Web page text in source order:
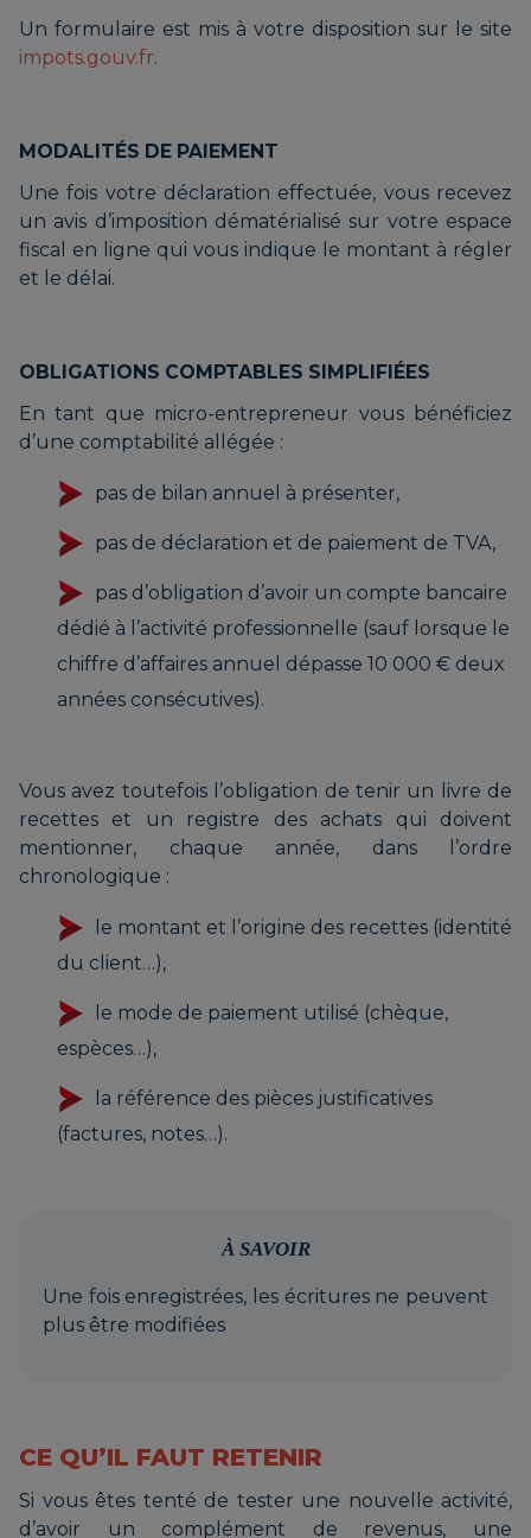
Un formulaire est mis à votre disposition sur le site
impots.gouv.fr.
MODALITÉS DE PAIEMENT
Une fois votre déclaration effectuée, vous recevez
un avis d’imposition dématérialisé sur votre espace
fiscal en ligne qui vous indique le montant à régler
et le délai.
OBLIGATIONS COMPTABLES SIMPLIFIÉES
En tant que micro-entrepreneur vous bénéficiez
d’une comptabilité allégée :
pas de bilan annuel à présenter,
pas de déclaration et de paiement de TVA,
pas d’obligation d’avoir un compte bancaire
dédié à l’activité professionnelle (sauf lorsque le
chiffre d’affaires annuel dépasse 10 000 € deux
années consécutives).
Vous avez toutefois l’obligation de tenir un livre de
recettes et un registre des achats qui doivent
mentionner, chaque année, dans l’ordre
chronologique :
le montant et l’origine des recettes (identité
du client…),
le mode de paiement utilisé (chèque,
espèces…),
la référence des pièces justificatives
(factures, notes…).
À SAVOIR
Une fois enregistrées, les écritures ne peuvent
plus être modifiées
CE QU’IL FAUT RETENIR
Si vous êtes tenté de tester une nouvelle activité,
d’avoir un complément de revenus, une